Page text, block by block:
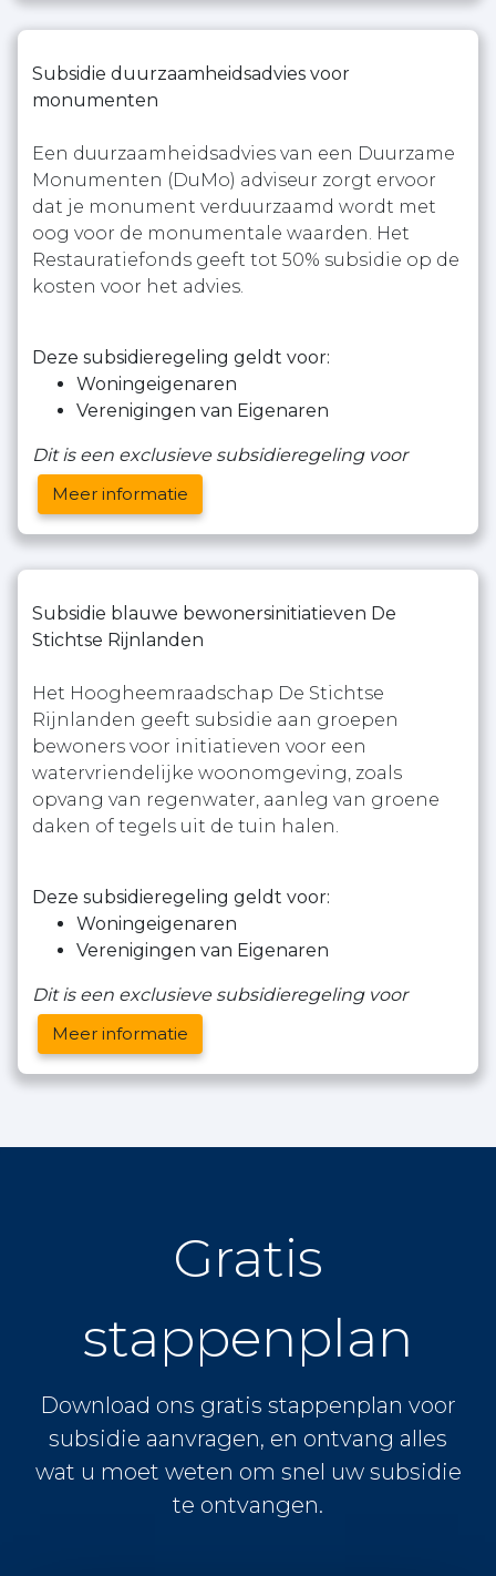
Subsidie duurzaamheidsadvies voor
monumenten
Een duurzaamheidsadvies van een Duurzame
Monumenten (DuMo) adviseur zorgt ervoor
dat je monument verduurzaamd wordt met
oog voor de monumentale waarden. Het
Restauratiefonds geeft tot 50% subsidie op de
kosten voor het advies.
Deze subsidieregeling geldt voor:
Woningeigenaren
Verenigingen van Eigenaren
Dit is een exclusieve subsidieregeling voor
Meer informatie
Subsidie blauwe bewonersinitiatieven De
Stichtse Rijnlanden
Het Hoogheemraadschap De Stichtse
Rijnlanden geeft subsidie aan groepen
bewoners voor initiatieven voor een
watervriendelijke woonomgeving, zoals
opvang van regenwater, aanleg van groene
daken of tegels uit de tuin halen.
Deze subsidieregeling geldt voor:
Woningeigenaren
Verenigingen van Eigenaren
Dit is een exclusieve subsidieregeling voor
Meer informatie
Gratis
stappenplan
Download ons gratis stappenplan voor
subsidie aanvragen, en ontvang alles
wat u moet weten om snel uw subsidie
te ontvangen.